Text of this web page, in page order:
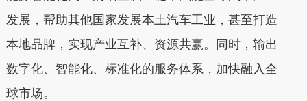
发展，帮助其他国家发展本土汽车工业，甚至打造
本地品牌，实现产业互补、资源共赢。同时，输出
数字化、智能化、标准化的服务体系，加快融入全
球市场。